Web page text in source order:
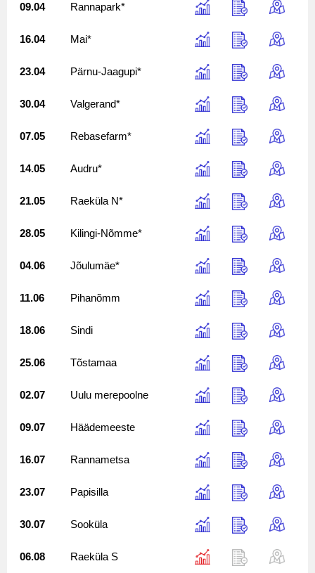
09.04 Rannapark*
16.04 Mai*
23.04 Pärnu-Jaagupi*
30.04 Valgerand*
07.05 Rebasefarm*
14.05 Audru*
21.05 Raeküla N*
28.05 Kilingi-Nõmme*
04.06 Jõulumäe*
11.06 Pihanõmm
18.06 Sindi
25.06 Tõstamaa
02.07 Uulu merepoolne
09.07 Häädemeeste
16.07 Rannametsa
23.07 Papisilla
30.07 Sooküla
06.08 Raeküla S